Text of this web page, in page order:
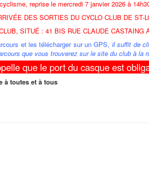
reprise le mercredi 7 janvier 2026 à
DES SORTIES DU CYCLO CLUB DE ST-
SITUÉ : 41 BIS RUE CLAUDE CASTAING
et les télécharger sur un GPS, il suffit de
que vous trouverez sur le site du club à la
que le port du casque est
à toutes et à tous